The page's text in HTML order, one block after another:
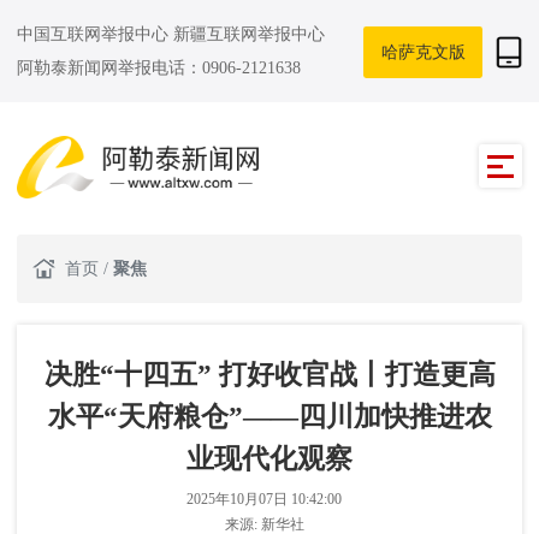
中国互联网举报中心 新疆互联网举报中心
阿勒泰新闻网举报电话：0906-2121638
哈萨克文版
首页 / 聚焦
决胜“十四五” 打好收官战丨打造更高
水平“天府粮仓”——四川加快推进农
业现代化观察
2025年10月07日 10:42:00
来源: 新华社